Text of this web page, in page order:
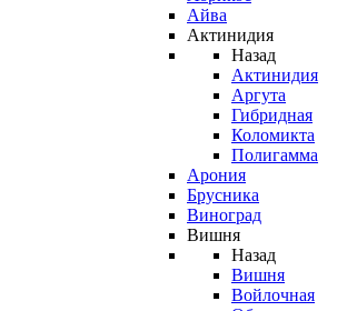
Айва
Актинидия
Назад
Актинидия
Аргута
Гибридная
Коломикта
Полигамма
Арония
Брусника
Виноград
Вишня
Назад
Вишня
Войлочная